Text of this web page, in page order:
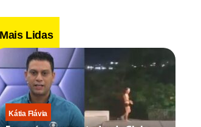
Mais Lidas
Kátia Flávia